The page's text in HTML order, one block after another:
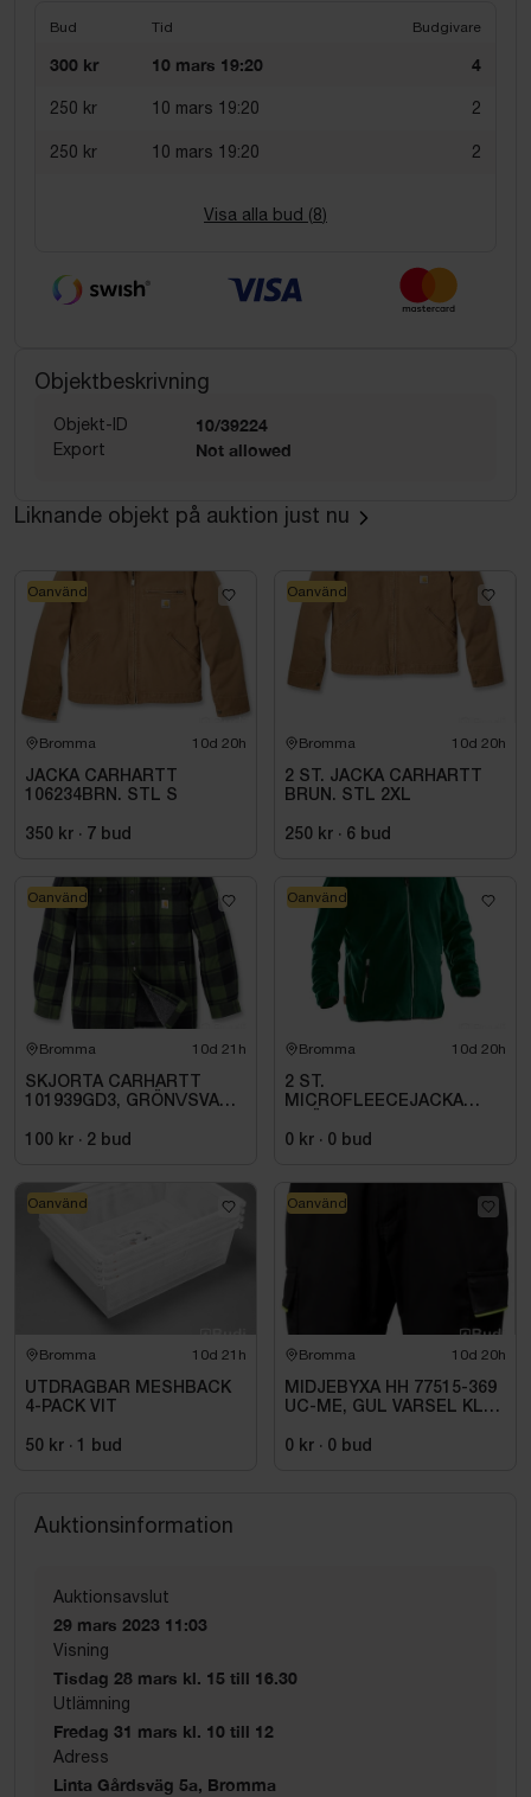
Bud Tid Budgivare
300 kr 10 mars 19:20 4
250 kr 10 mars 19:20 2
250 kr 10 mars 19:20 2
Visa alla bud (8)
Objektbeskrivning
Objekt-ID 10/39224
Export Not allowed
Liknande objekt på auktion just nu
Bromma 10d 20h
JACKA CARHARTT
106234BRN. STL S
350 kr · 7 bud
Oanvänd
Bromma 10d 20h
2 ST. JACKA CARHARTT
BRUN. STL 2XL
250 kr · 6 bud
Oanvänd
Bromma 10d 21h
SKJORTA CARHARTT
101939GD3, GRÖN\/SVART
100 kr · 2 bud
Oanvänd
Bromma 10d 20h
2 ST.
MICROFLEECEJACKA
WORKWEAR. STL M
0 kr · 0 bud
Oanvänd
Bromma 10d 21h
UTDRAGBAR MESHBACK
4-PACK VIT
50 kr · 1 bud
Oanvänd
Bromma 10d 20h
MIDJEBYXA HH 77515-369
UC-ME, GUL VARSEL KL1.
0 kr · 0 bud
Oanvänd
Auktionsinformation
Auktionsavslut
29 mars 2023 11:03
Visning
Tisdag 28 mars kl. 15 till 16.30
Utlämning
Fredag 31 mars kl. 10 till 12
Adress
Linta Gårdsväg 5a, Bromma